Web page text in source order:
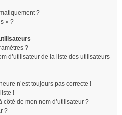
?
» ?
?
d’utilisateur de la liste des utilisateurs
n’est toujours pas correcte !
!
de mon nom d’utilisateur ?
?